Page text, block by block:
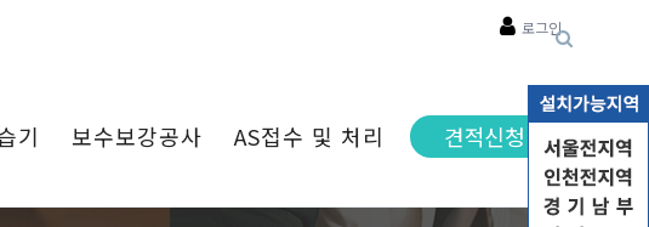
기
보수보강공사
AS접수 및 처리 견적신청
로그인